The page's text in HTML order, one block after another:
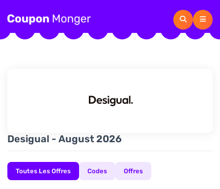
Desigual - August 2026
Toutes Les Offres Codes Offres